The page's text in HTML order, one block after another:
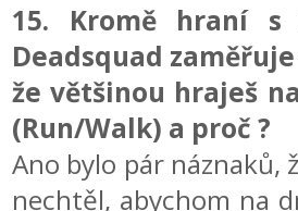
15. Kromě hraní s
Deadsquad
že většinou hraješ
(Run/Walk) a proč ?
Ano bylo pár náznaků,
nechtěl, abychom na